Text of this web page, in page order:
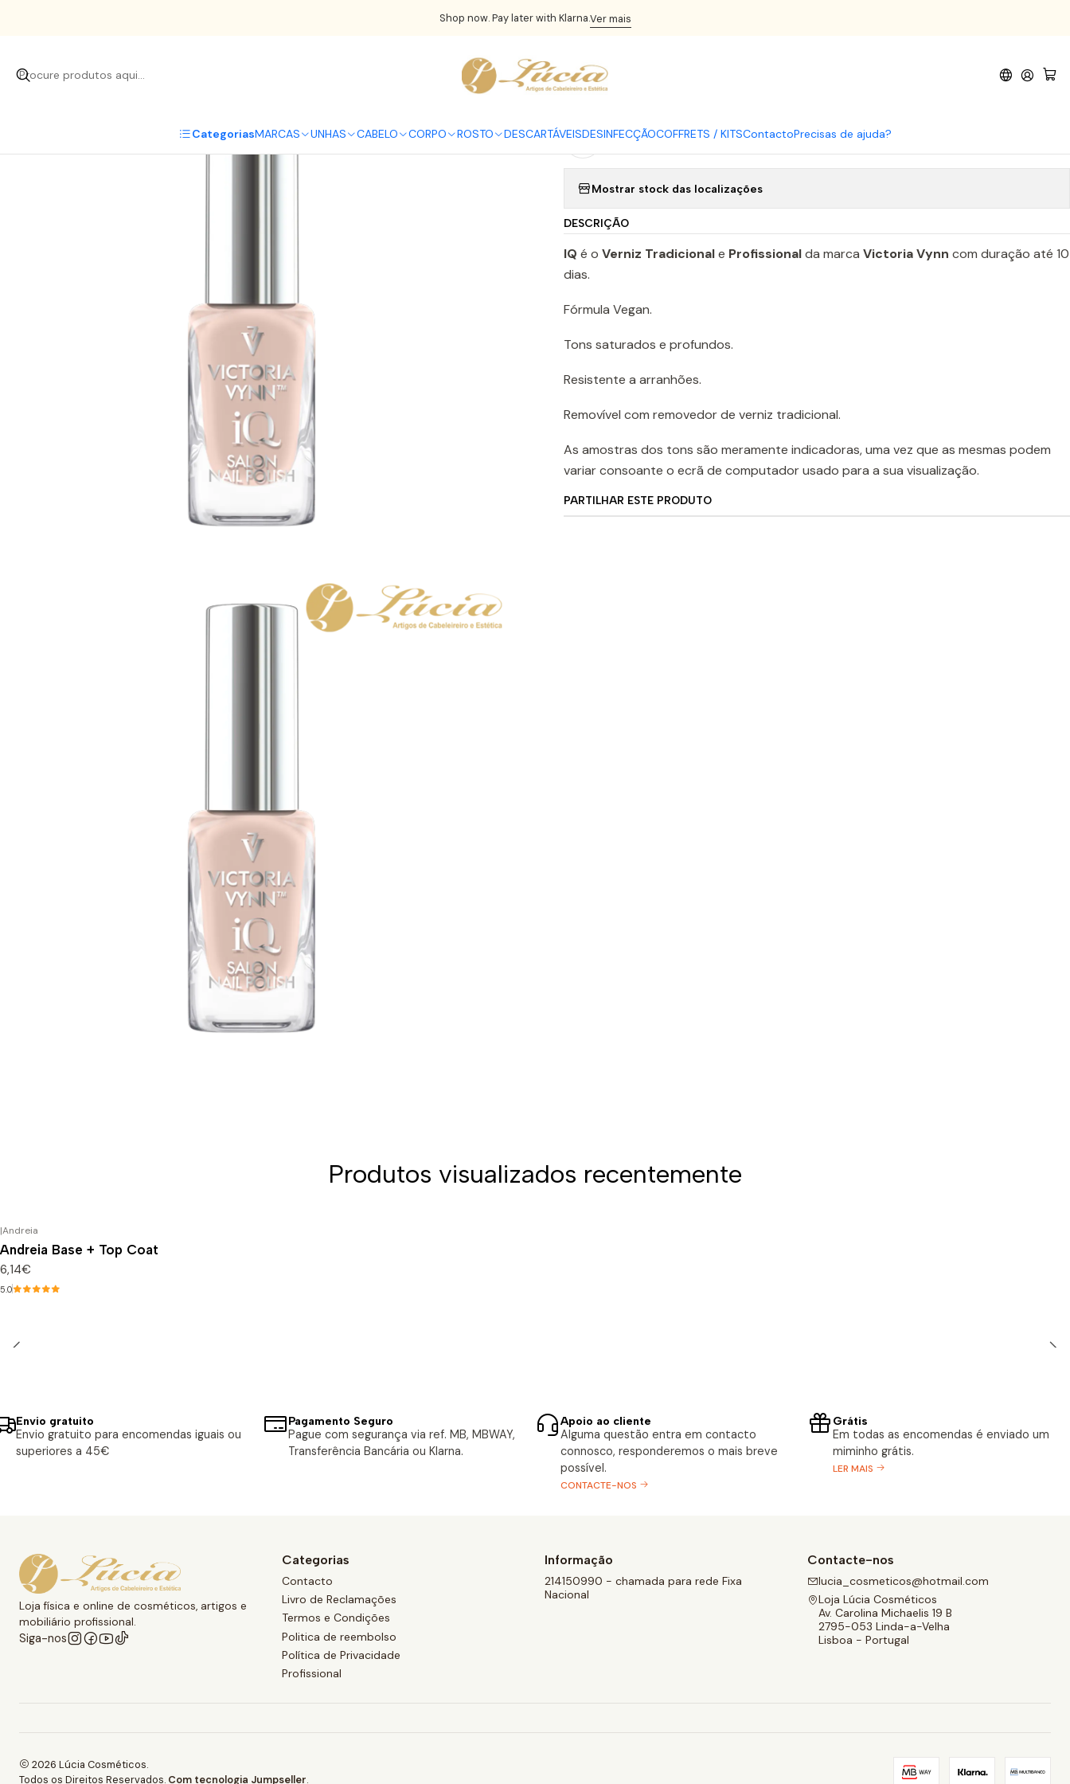
CategoriasMARCAS UNHAS CABELO CORPO ROSTO DESCARTÁVEISDESINFECÇÃOCOFFRETS / KITSContactoPrecisas de ajuda?
Shop now. Pay later with Klarna.Ver mais
Vernizes Verniz iQ Victoria Vynn
|
Verniz iQ N. 18
Adicionar à lista de favoritos
Mostrar stock das localizações
DESCRIÇÃO
IQ é o Verniz Tradicionale Profissionalda marca Victoria Vynn com duração até 10
dias.
Fórmula Vegan.
Tons saturados e profundos.
Resistente a arranhões.
Removível com removedor de verniz tradicional.
As amostras dos tons são meramente indicadoras, uma vez que as mesmas podem
variar consoante o ecrã de computador usado para a sua visualização.
PARTILHAR ESTE PRODUTO
Produtos visualizados recentemente
|Andreia
Andreia Base + Top Coat
6,14€
5.0
Envio gratuito
Envio gratuito para encomendas iguais ou
superiores a 45€
Pagamento Seguro
Pague com segurança via ref. MB, MBWAY,
Transferência Bancária ou Klarna.
Apoio ao cliente
Alguma questão entra em contacto
connosco, responderemos o mais breve
possível.
CONTACTE-NOS
Grátis
Em todas as encomendas é enviado um
miminho grátis.
LER MAIS
Loja física e online de cosméticos, artigos e
mobiliário profissional.
Siga-nos
Categorias
Contacto
Livro de Reclamações
Termos e Condições
Politica de reembolso
Política de Privacidade
Profissional
Informação
214150990 - chamada para rede Fixa
Nacional
Contacte-nos
lucia_cosmeticos@hotmail.com
Loja Lúcia Cosméticos
Av. Carolina Michaelis 19 B
2795-053 Linda-a-Velha
Lisboa - Portugal
2026 Lúcia Cosméticos.
Todos os Direitos Reservados. Com tecnologia Jumpseller.